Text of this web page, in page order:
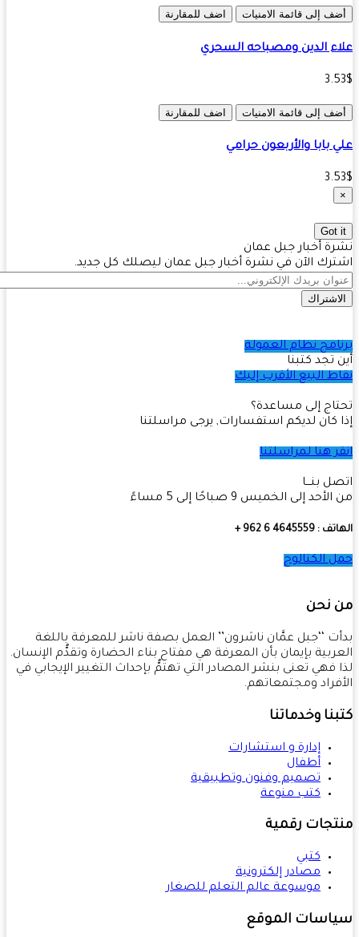
إلى قائمة الامنيات اضف للمقارنة
الدين ومصباحه السحري
إلى قائمة الامنيات اضف للمقارنة
بابا والأربعون حرامي
أخبار جبل عمان
الآن في نشرة أخبار جبل عمان ليصلك كل جديد.
نظام العمولة
تجد كتبنا
البيع الأقرب إليك
إلى مساعدة؟
كان لديكم استفسارات, يرجى مراسلتنا
هنا لمراسلتنا
بنـــا
إلى الخميس 9 صباحًا إلى 5 مساءً
6 962 +
الكتالوج
نحن
‘‘جبل عمَّان ناشرون’’ العمل بصفة ناشر للمعرفة باللغة
بإيمان بأن المعرفة هي مفتاح بناء الحضارة وتقدُّم الإنسان.
فهي تعنى بنشر المصادر التي تهتمُّ بإحداث التغيير الإيجابي في
ومجتمعاتهم.
وخدماتنا
إدارة و استشارات
أطفال
تصميم وفنون وتطبيقية
كتب منوعة
رقمية
كتبي
مصادر إلكترونية
موسوعة عالم التعلم للصغار
الموقع